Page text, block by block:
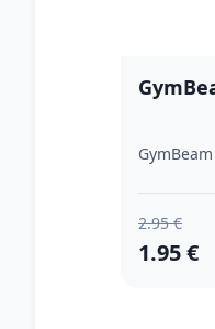
GymBeam
2.95 €
1.95 €